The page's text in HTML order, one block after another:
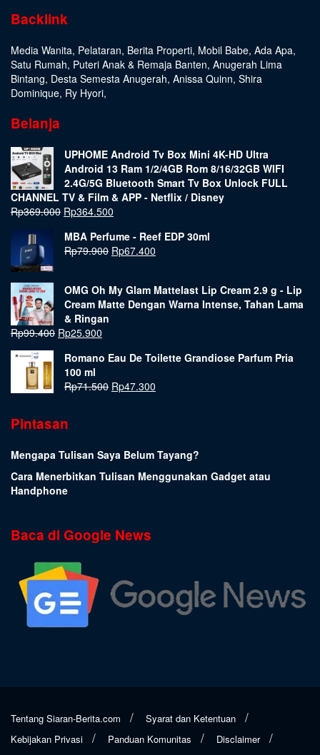
Backlink
Media Wanita, Pelataran, Berita Properti, Mobil Babe, Ada Apa,
Satu Rumah, Puteri Anak & Remaja Banten, Anugerah Lima
Bintang, Desta Semesta Anugerah, Anissa Quinn, Shira
Dominique, Ry Hyori,
Belanja
UPHOME Android Tv Box Mini 4K-HD Ultra
Android 13 Ram 1/2/4GB Rom 8/16/32GB WIFI
2.4G/5G Bluetooth Smart Tv Box Unlock FULL
CHANNEL TV & Film & APP - Netflix / Disney
Rp369.000 Rp364.500
MBA Perfume - Reef EDP 30ml
Rp79.900 Rp67.400
OMG Oh My Glam Mattelast Lip Cream 2.9 g - Lip
Cream Matte Dengan Warna Intense, Tahan Lama
& Ringan
Rp99.400 Rp25.900
Romano Eau De Toilette Grandiose Parfum Pria
100 ml
Rp71.500 Rp47.300
Pintasan
Mengapa Tulisan Saya Belum Tayang?
Cara Menerbitkan Tulisan Menggunakan Gadget atau
Handphone
Baca di Google News
Tentang Siaran-Berita.com
Syarat dan Ketentuan
Kebijakan Privasi
Panduan Komunitas
Disclaimer